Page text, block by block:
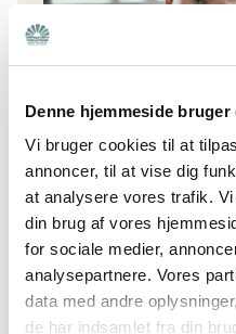
Denne hjemmeside bruger
Vi bruger cookies til at
annoncer, til at vise dig
at analysere vores trafik.
din brug af vores
for sociale medier,
analysepartnere. Vores
data med andre
de har indsamlet fra din
I Bedre Psykiatris
får du et overblik
udredning. Du kan
dit barns rettigheder i
overgangen til